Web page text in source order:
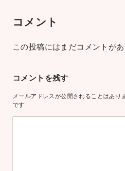
コメント
この投稿にはまだコメントがあ
コメントを残す
メールアドレスが公開されることはあり
です